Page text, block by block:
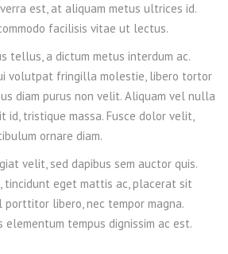
est, at aliquam metus ultrices id.
facilisis vitae ut lectus.
tellus, a dictum metus interdum ac.
volutpat fringilla molestie, libero tortor
diam purus non velit. Aliquam vel nulla
id, tristique massa. Fusce dolor velit,
ornare diam.
velit, sed dapibus sem auctor quis.
tincidunt eget mattis ac, placerat sit
porttitor libero, nec tempor magna.
tempus dignissim ac est.